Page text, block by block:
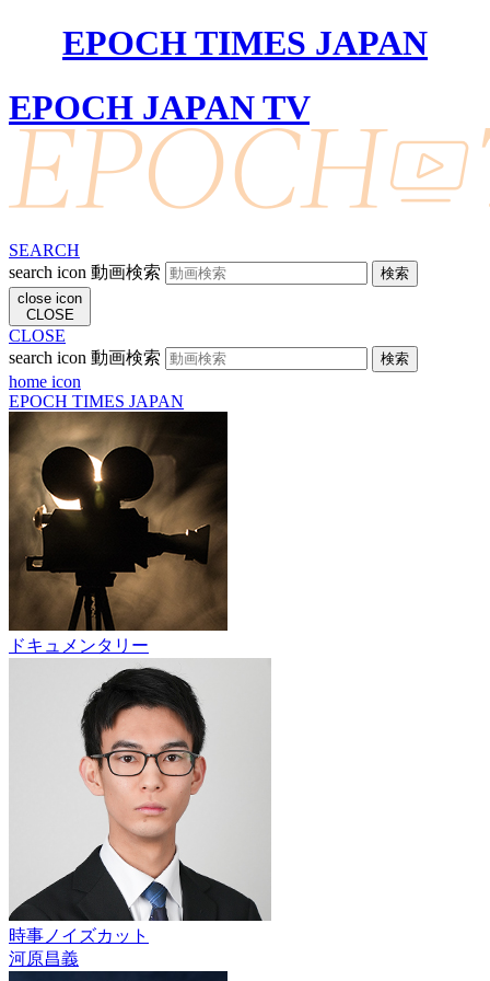
EPOCH TIMES JAPAN
EPOCH JAPAN TV
SEARCH
search icon 動画検索
close icon
CLOSE
CLOSE
search icon 動画検索
home icon
EPOCH TIMES JAPAN
ドキュメンタリー
時事ノイズカット
河原昌義